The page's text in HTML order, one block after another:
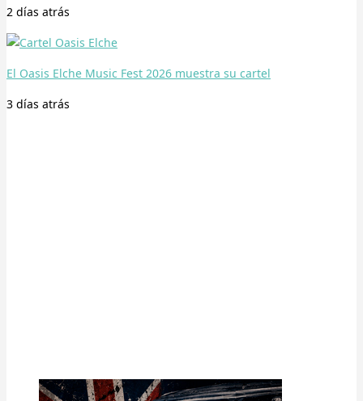
2 días atrás
El Oasis Elche Music Fest 2026 muestra su cartel
3 días atrás